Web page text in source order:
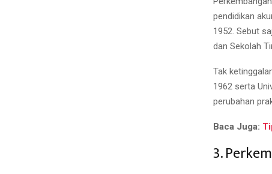
pendidikan
1952. Sebut
dan Sekolah
Tak
1962 serta
perubahan
Baca Juga:
3.